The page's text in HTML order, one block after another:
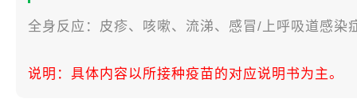
全身反应：皮疹、咳嗽、流涕、感冒/上呼吸道感染
说明：具体内容以所接种疫苗的对应说明书为主。